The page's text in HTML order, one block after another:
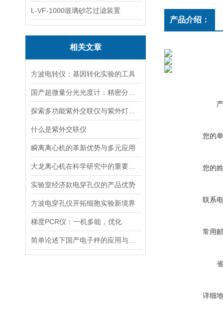
L-VF-1000玻璃砂芯过滤装置
相关文章
方波电转仪：基因转化实验的工具​
什么是紫外交联仪
瞬离离心机的革新优势与多元应用
实验室经济款电穿孔仪的产品优势
方波电穿孔仪开拓细胞实验新境界
梯度PCR仪：一机多能，优化
产品介绍：
您的
您的
联系
常用
详细